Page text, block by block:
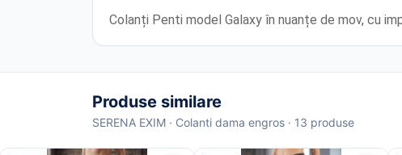
Colanți Penti model Galaxy în nuanțe de mov, cu
Produse similare
SERENA EXIM · Colanti dama engros · 13 produse